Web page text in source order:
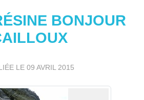
BONJOUR
LE 09 AVRIL 2015